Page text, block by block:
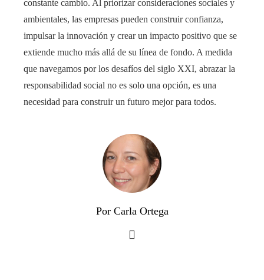
constante cambio. Al priorizar consideraciones sociales y
ambientales, las empresas pueden construir confianza,
impulsar la innovación y crear un impacto positivo que se
extiende mucho más allá de su línea de fondo. A medida
que navegamos por los desafíos del siglo XXI, abrazar la
responsabilidad social no es solo una opción, es una
necesidad para construir un futuro mejor para todos.
Por Carla Ortega